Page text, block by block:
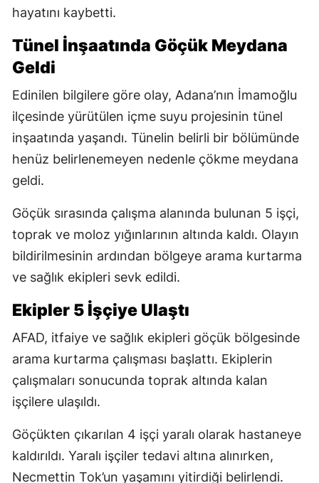
hayatını kaybetti.
Tünel İnşaatında Göçük Meydana
Geldi
Edinilen bilgilere göre olay, Adana’nın İmamoğlu
ilçesinde yürütülen içme suyu projesinin tünel
inşaatında yaşandı. Tünelin belirli bir bölümünde
henüz belirlenemeyen nedenle çökme meydana
geldi.
Göçük sırasında çalışma alanında bulunan 5 işçi,
toprak ve moloz yığınlarının altında kaldı. Olayın
bildirilmesinin ardından bölgeye arama kurtarma
ve sağlık ekipleri sevk edildi.
Ekipler 5 İşçiye Ulaştı
AFAD, itfaiye ve sağlık ekipleri göçük bölgesinde
arama kurtarma çalışması başlattı. Ekiplerin
çalışmaları sonucunda toprak altında kalan
işçilere ulaşıldı.
Göçükten çıkarılan 4 işçi yaralı olarak hastaneye
kaldırıldı. Yaralı işçiler tedavi altına alınırken,
Necmettin Tok’un yaşamını yitirdiği belirlendi.